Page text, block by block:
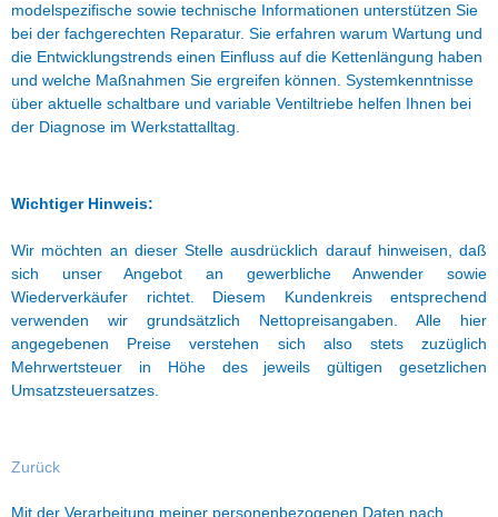
modelspezifische sowie technische Informationen unterstützen Sie
bei der fachgerechten Reparatur. Sie erfahren warum Wartung und
die Entwicklungstrends einen Einfluss auf die Kettenlängung haben
und welche Maßnahmen Sie ergreifen können. Systemkenntnisse
über aktuelle schaltbare und variable Ventiltriebe helfen Ihnen bei
der Diagnose im Werkstattalltag.
Wichtiger Hinweis:
Wir möchten an dieser Stelle ausdrücklich darauf hinweisen, daß
sich unser Angebot an gewerbliche Anwender sowie
Wiederverkäufer richtet. Diesem Kundenkreis entsprechend
verwenden wir grundsätzlich Nettopreisangaben. Alle hier
angegebenen Preise verstehen sich also stets zuzüglich
Mehrwertsteuer in Höhe des jeweils gültigen gesetzlichen
Umsatzsteuersatzes.
Zurück
Mit der Verarbeitung meiner personenbezogenen Daten nach